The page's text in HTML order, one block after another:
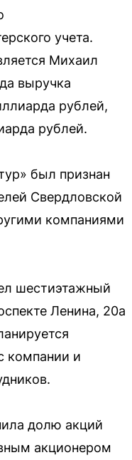
учета.
Михаил
выручка
рублей,
рублей.
был признан
Свердловской
компаниями
шестиэтажный
Ленина, 20а
компании и
долю акций
акционером